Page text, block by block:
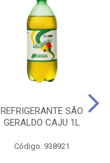
REFRIGERANTE SÃO
GERALDO CAJU 1L
Código: 938921